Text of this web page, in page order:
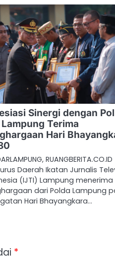
Sinergi dengan
Terima
Hari
Daerah Ikatan Jurnalis
(IJTI) Lampung menerima
dari Polda Lampung
Hari Bhayangkara…
*